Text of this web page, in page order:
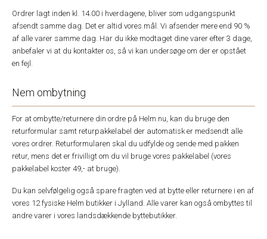
Ordrer lagt inden kl. 14.00 i hverdagene, bliver som udgangspunkt
afsendt samme dag. Det er altid vores mål. Vi afsender mere end 90 %
af alle varer samme dag. Har du ikke modtaget dine varer efter 3 dage,
anbefaler vi at du kontakter os, så vi kan undersøge om der er opstået
en fejl.
Nem ombytning
For at ombytte/returnere din ordre på Helm.nu, kan du bruge den
returformular samt returpakkelabel der automatisk er medsendt alle
vores ordrer. Returformularen skal du udfylde og sende med pakken
retur, mens det er frivilligt om du vil bruge vores pakkelabel (vores
pakkelabel koster 49,- at bruge).
Du kan selvfølgelig også spare fragten ved at bytte eller returnere i en af
vores 12 fysiske Helm butikker i Jylland. Alle varer kan også ombyttes til
andre varer i vores landsdækkende byttebutikker.